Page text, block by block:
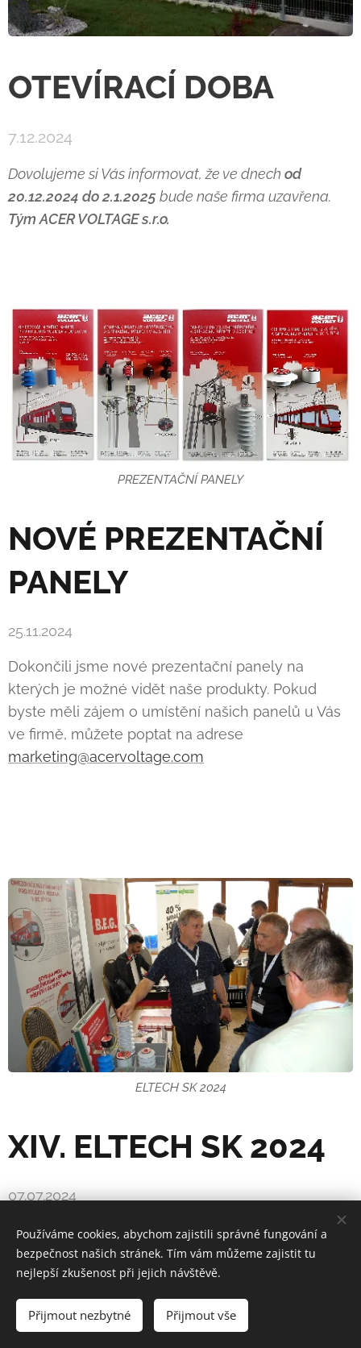
OTEVÍRACÍ DOBA
7.12.2024
Dovolujeme si Vás informovat, že ve dnech od
20.12.2024 do 2.1.2025 bude naše firma uzavřena.
Tým ACER VOLTAGE s.r.o.
PREZENTAČNÍ PANELY
NOVÉ PREZENTAČNÍ
PANELY
25.11.2024
Dokončili jsme nové prezentační panely na
kterých je možné vidět naše produkty. Pokud
byste měli zájem o umístění našich panelů u Vás
ve firmě, můžete poptat na adrese
marketing@acervoltage.com
ELTECH SK 2024
XIV. ELTECH SK 2024
07.07.2024
Děkujeme za Vaši návštěvu na konferenci ELTECH
SK 2024 a těšíme se na další spolupráci s Vámi.
Používáme cookies, abychom zajistili správné fungování a
bezpečnost našich stránek. Tím vám můžeme zajistit tu
nejlepší zkušenost při jejich návštěvě.
Přijmout nezbytné Přijmout vše